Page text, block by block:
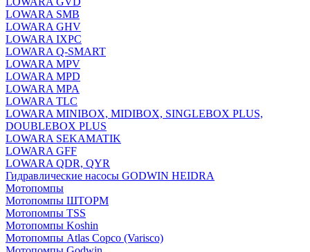
LOWARA SMB
LOWARA GHV
LOWARA IXPС
LOWARA Q-SMART
LOWARA MPV
LOWARA MPD
LOWARA MPA
LOWARA TLC
LOWARA MINIBOX, MIDIBOX, SINGLEBOX PLUS,
DOUBLEBOX PLUS
LOWARA SEKAMATIK
LOWARA GFF
LOWARA QDR, QYR
Гидравлические насосы GODWIN HEIDRA
Мотопомпы
Мотопомпы ШТОРМ
Мотопомпы TSS
Мотопомпы Koshin
Мотопомпы Atlas Copco (Varisco)